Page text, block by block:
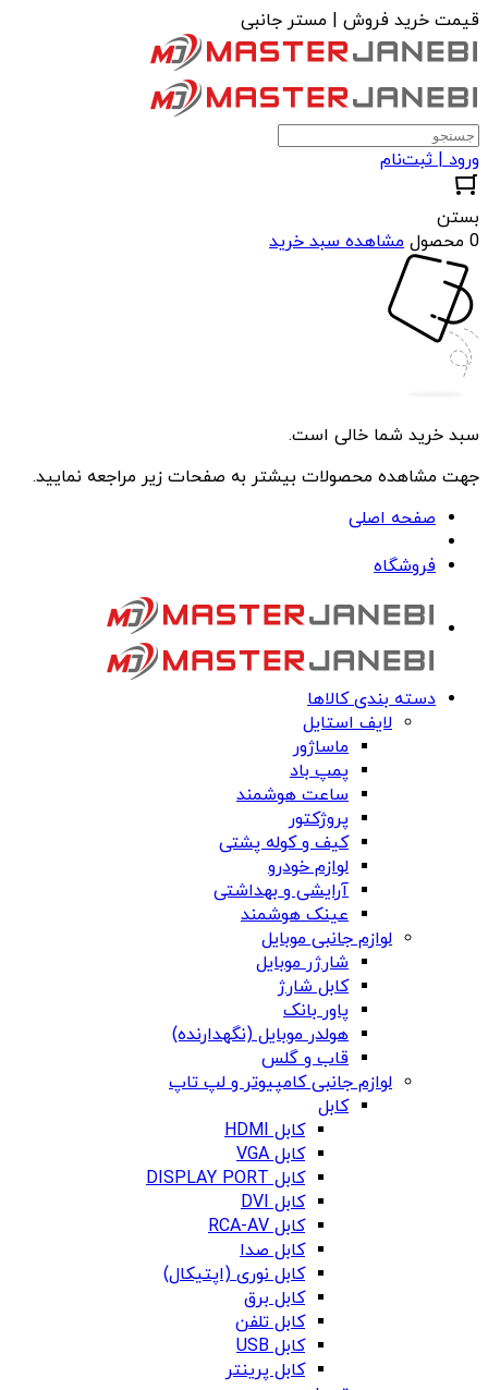
قیمت خرید فروش | مستر جانبی
ورود | ثبت‌نام
بستن
0 محصول
مشاهده سبد خرید
سبد خرید شما خالی است.
جهت مشاهده محصولات بیشتر به صفحات زیر مراجعه نمایید.
صفحه اصلی
فروشگاه
دسته بندی کالاها
لایف استایل
ماساژور
پمپ باد
ساعت هوشمند
پروژکتور
کیف و کوله پشتی
لوازم خودرو
آرایشی و بهداشتی
عینک هوشمند
لوازم جانبی موبایل
شارژر موبایل
کابل شارژ
پاور بانک
هولدر موبایل (نگهدارنده)
قاب و گلس
لوازم جانبی کامپیوتر و لپ تاپ
کابل
کابل HDMI
کابل VGA
کابل DISPLAY PORT
کابل DVI
کابل RCA-AV
کابل صدا
کابل نوری (اپتیکال)
کابل برق
کابل تلفن
کابل USB
کابل پرینتر